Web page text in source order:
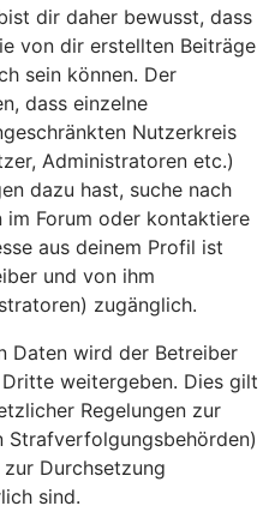
dir daher bewusst, dass
von dir erstellten Beiträge
sein können. Der
dass einzelne
Nutzerkreis
Administratoren etc.)
dazu hast, suche nach
im Forum oder kontaktiere
aus deinem Profil ist
und von ihm
zugänglich.
Daten wird der Betreiber
weitergeben. Dies gilt
Regelungen zur
Strafverfolgungsbehörden)
Durchsetzung
sind.